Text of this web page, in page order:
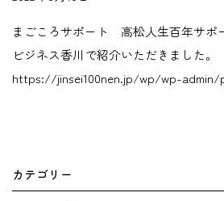
まごころサポート 高松人生百年サポ
ビジネス香川で紹介いただきました。
https://jinsei100nen.jp/wp/wp-admin/
カテゴリー